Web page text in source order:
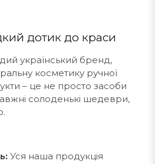
дотик до краси
український бренд,
косметику ручної
– це не просто засоби
солоденькі шедеври,
Уся наша продукція